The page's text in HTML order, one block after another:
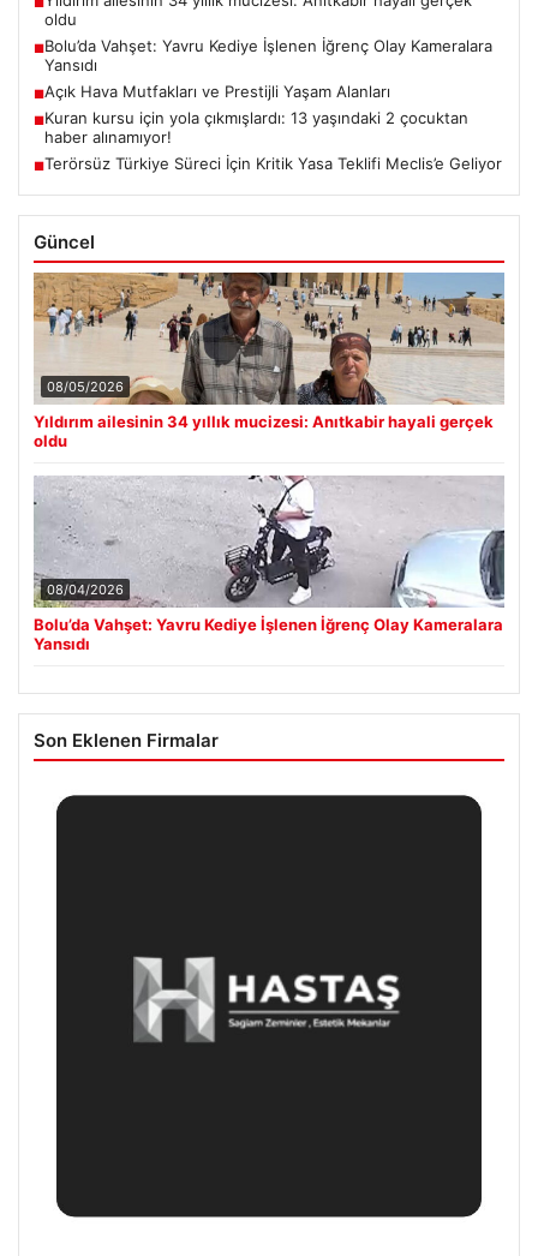
oldu
■Bolu’da Vahşet: Yavru Kediye İşlenen İğrenç Olay Kameralara
Yansıdı
■Açık Hava Mutfakları ve Prestijli Yaşam Alanları
■Kuran kursu için yola çıkmışlardı: 13 yaşındaki 2 çocuktan
haber alınamıyor!
■Terörsüz Türkiye Süreci İçin Kritik Yasa Teklifi Meclis’e Geliyor
Güncel
08/05/2026
Yıldırım ailesinin 34 yıllık mucizesi: Anıtkabir hayali gerçek
oldu
08/04/2026
Bolu’da Vahşet: Yavru Kediye İşlenen İğrenç Olay Kameralara
Yansıdı
Son Eklenen Firmalar